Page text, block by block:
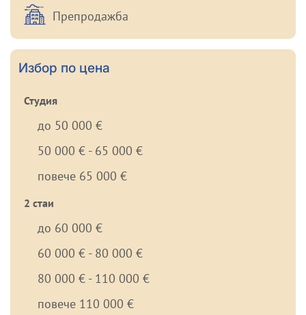
Препродажба
Избор по цена
Студия
до 50 000 €
50 000 € - 65 000 €
повече 65 000 €
2 стаи
до 60 000 €
60 000 € - 80 000 €
80 000 € - 110 000 €
повече 110 000 €